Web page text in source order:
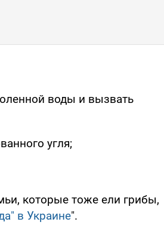
воды и вызвать
угля;
которые тоже ели грибы,
в Украине".